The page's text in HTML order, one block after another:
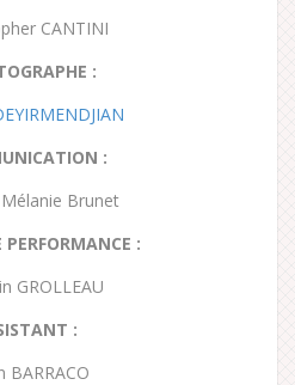
CANTINI
:
:
Mélanie Brunet
PERFORMANCE :
GROLLEAU
:
BARRACO